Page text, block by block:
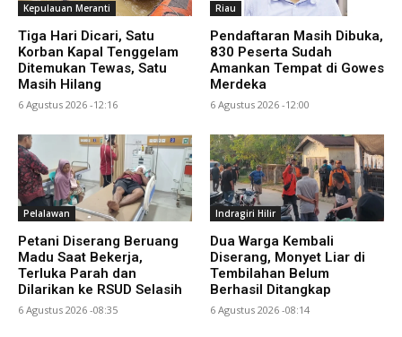
Kepulauan Meranti
Tiga Hari Dicari, Satu
Korban Kapal Tenggelam
Ditemukan Tewas, Satu
Masih Hilang
6 Agustus 2026 -12:16
Riau
Pendaftaran Masih Dibuka,
830 Peserta Sudah
Amankan Tempat di Gowes
Merdeka
6 Agustus 2026 -12:00
Pelalawan
Petani Diserang Beruang
Madu Saat Bekerja,
Terluka Parah dan
Dilarikan ke RSUD Selasih
6 Agustus 2026 -08:35
Indragiri Hilir
Dua Warga Kembali
Diserang, Monyet Liar di
Tembilahan Belum
Berhasil Ditangkap
6 Agustus 2026 -08:14